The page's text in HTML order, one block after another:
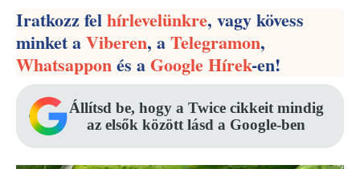
Iratkozz felhírlevelünkre, vagy kövess
minket aViberen, aTelegramon,
Whatsapponés aGoogle Hírek-en!
Állítsd be, hogy a Twice cikkeit mindig
az elsők között lásd a Google-ben